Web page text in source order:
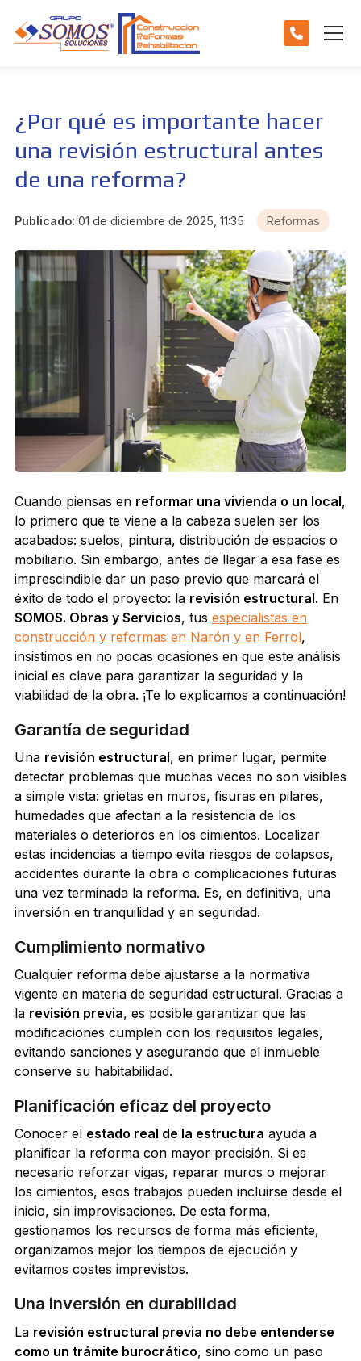
¿Por qué es importante hacer
una revisión estructural antes
de una reforma?
Publicado: 01 de diciembre de 2025, 11:35 Reformas
Cuando piensas en reformar una vivienda o un local,
lo primero que te viene a la cabeza suelen ser los
acabados: suelos, pintura, distribución de espacios o
mobiliario. Sin embargo, antes de llegar a esa fase es
imprescindible dar un paso previo que marcará el
éxito de todo el proyecto: la revisión estructural. En
SOMOS. Obras y Servicios, tus especialistas en
construcción y reformas en Narón y en Ferrol,
insistimos en no pocas ocasiones en que este análisis
inicial es clave para garantizar la seguridad y la
viabilidad de la obra. ¡Te lo explicamos a continuación!
Garantía de seguridad
Una revisión estructural, en primer lugar, permite
detectar problemas que muchas veces no son visibles
a simple vista: grietas en muros, fisuras en pilares,
humedades que afectan a la resistencia de los
materiales o deterioros en los cimientos. Localizar
estas incidencias a tiempo evita riesgos de colapsos,
accidentes durante la obra o complicaciones futuras
una vez terminada la reforma. Es, en definitiva, una
inversión en tranquilidad y en seguridad.
Cumplimiento normativo
Cualquier reforma debe ajustarse a la normativa
vigente en materia de seguridad estructural. Gracias a
la revisión previa, es posible garantizar que las
modificaciones cumplen con los requisitos legales,
evitando sanciones y asegurando que el inmueble
conserve su habitabilidad.
Planificación eficaz del proyecto
Conocer el estado real de la estructura ayuda a
planificar la reforma con mayor precisión. Si es
necesario reforzar vigas, reparar muros o mejorar
los cimientos, esos trabajos pueden incluirse desde el
inicio, sin improvisaciones. De esta forma,
gestionamos los recursos de forma más eficiente,
organizamos mejor los tiempos de ejecución y
evitamos costes imprevistos.
Una inversión en durabilidad
La revisión estructural previa no debe entenderse
como un trámite burocrático, sino como un paso